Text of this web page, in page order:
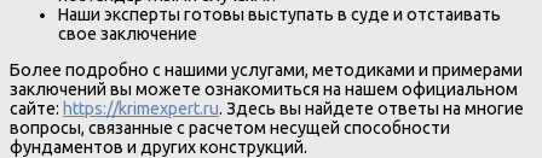
Наши эксперты готовы выступать в суде и отстаивать
свое заключение
Более подробно с нашими услугами, методиками и примерами
заключений вы можете ознакомиться на нашем официальном
сайте: https://krimexpert.ru. Здесь вы найдете ответы на многие
вопросы, связанные с расчетом несущей способности
фундаментов и других конструкций.